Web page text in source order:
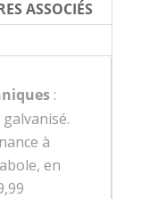
ASSOCIÉS
:
à
en